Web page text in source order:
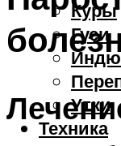
Куры
Гуси
Утки
Техника